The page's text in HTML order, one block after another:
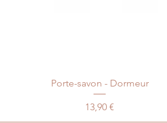
Porte-savon - Dormeur
Prix
13,90 €